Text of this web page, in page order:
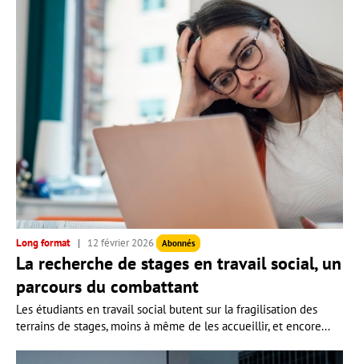
Long format 12 février 2026 Abonnés
La recherche de stages en travail social, un
parcours du combattant
Les étudiants en travail social butent sur la fragilisation des
terrains de stages, moins à même de les accueillir, et encore...